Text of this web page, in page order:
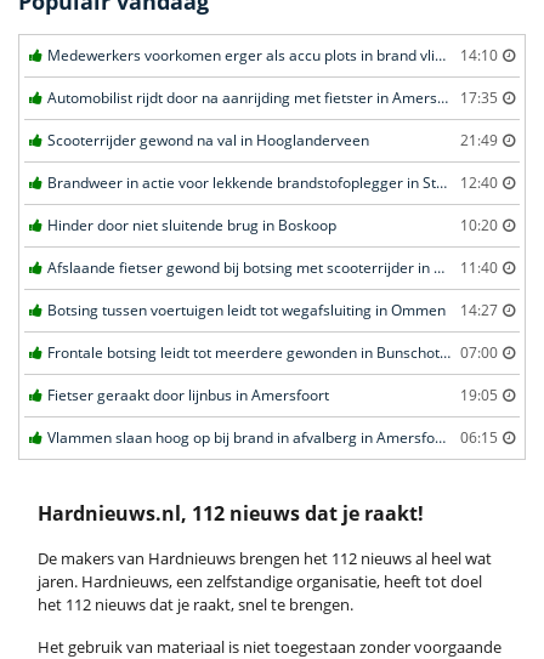
Medewerkers voorkomen erger als accu plots in brand vliegt in Amersfoort 14:10
Automobilist rijdt door na aanrijding met fietster in Amersfoort 17:35
Scooterrijder gewond na val in Hooglanderveen 21:49
Brandweer in actie voor lekkende brandstofoplegger in Stroe 12:40
Hinder door niet sluitende brug in Boskoop 10:20
Afslaande fietser gewond bij botsing met scooterrijder in Katwijk 11:40
Botsing tussen voertuigen leidt tot wegafsluiting in Ommen 14:27
Frontale botsing leidt tot meerdere gewonden in Bunschoten-Spakenburg 07:00
Fietser geraakt door lijnbus in Amersfoort 19:05
Vlammen slaan hoog op bij brand in afvalberg in Amersfoort 06:15
Hardnieuws.nl, 112 nieuws dat je raakt!
De makers van Hardnieuws brengen het 112 nieuws al heel wat
jaren. Hardnieuws, een zelfstandige organisatie, heeft tot doel
het 112 nieuws dat je raakt, snel te brengen.
Het gebruik van materiaal is niet toegestaan zonder voorgaande